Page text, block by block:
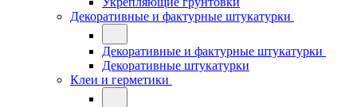
Декоративные и фактурные штукатурки
Декоративные и фактурные штукатурки
Декоративные штукатурки
Клеи и герметики